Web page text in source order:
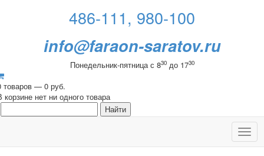
486-111, 980-100
info@faraon-saratov.ru
Понедельник-пятница с 830до 1730
товаров — 0 руб.
корзине нет ни одного товара